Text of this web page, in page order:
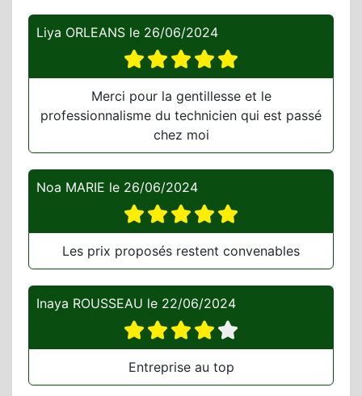
Liya ORLEANS le 26/06/2024
Merci pour la gentillesse et le
professionnalisme du technicien qui est passé
chez moi
Noa MARIE le 26/06/2024
Les prix proposés restent convenables
Inaya ROUSSEAU le 22/06/2024
Entreprise au top